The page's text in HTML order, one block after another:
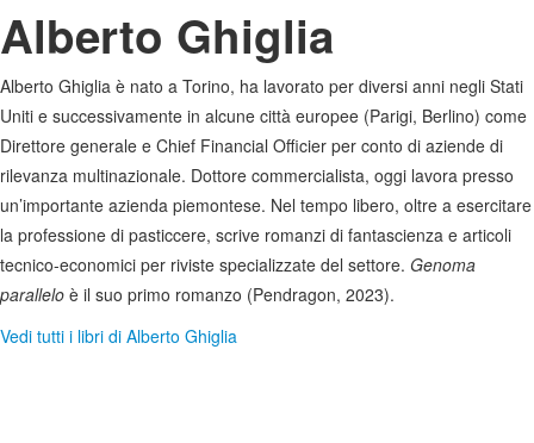
Alberto Ghiglia
Alberto Ghiglia è nato a Torino, ha lavorato per diversi anni negli Stati
Uniti e successivamente in alcune città europee (Parigi, Berlino) come
Direttore generale e Chief Financial Officier per conto di aziende di
rilevanza multinazionale. Dottore commercialista, oggi lavora presso
un’importante azienda piemontese. Nel tempo libero, oltre a esercitare
la professione di pasticcere, scrive romanzi di fantascienza e articoli
tecnico-economici per riviste specializzate del settore. Genoma
parallelo è il suo primo romanzo (Pendragon, 2023).
Vedi tutti i libri di Alberto Ghiglia